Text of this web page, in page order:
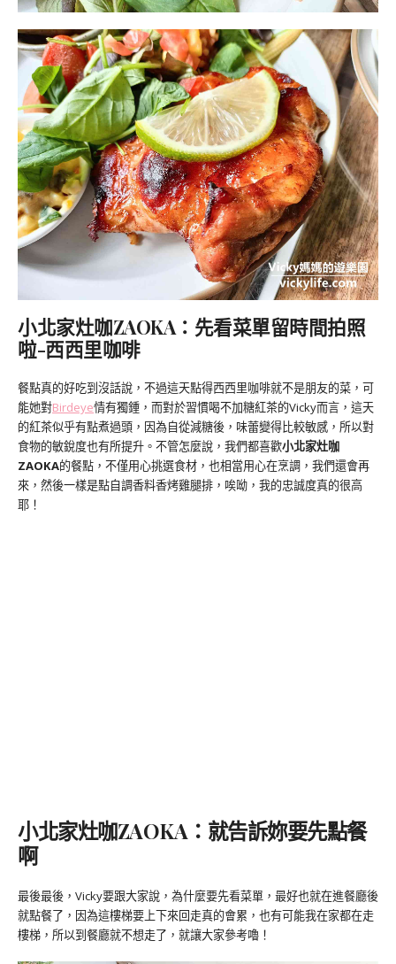
小北家灶咖ZAOKA： 先看菜單留時間拍照
啦-西西里咖啡
餐點真的好吃到沒話說，不過這天點得西西里咖啡就不是朋友的菜，可
能她對Birdeye情有獨鍾，而對於習慣喝不加糖紅茶的Vicky而言，這天
的紅茶似乎有點煮過頭，因為自從減糖後，味蕾變得比較敏感，所以對
食物的敏銳度也有所提升。不管怎麼說，我們都喜歡小北家灶咖
ZAOKA的餐點，不僅用心挑選食材，也相當用心在烹調，我們還會再
來，然後一樣是點自調香料香烤雞腿排，唉呦，我的忠誠度真的很高
耶！
小北家灶咖ZAOKA：就告訴妳要先點餐
啊
最後最後，Vicky要跟大家說，為什麼要先看菜單，最好也就在進餐廳後
就點餐了，因為這樓梯要上下來回走真的會累，也有可能我在家都在走
樓梯，所以到餐廳就不想走了，就讓大家參考嚕！